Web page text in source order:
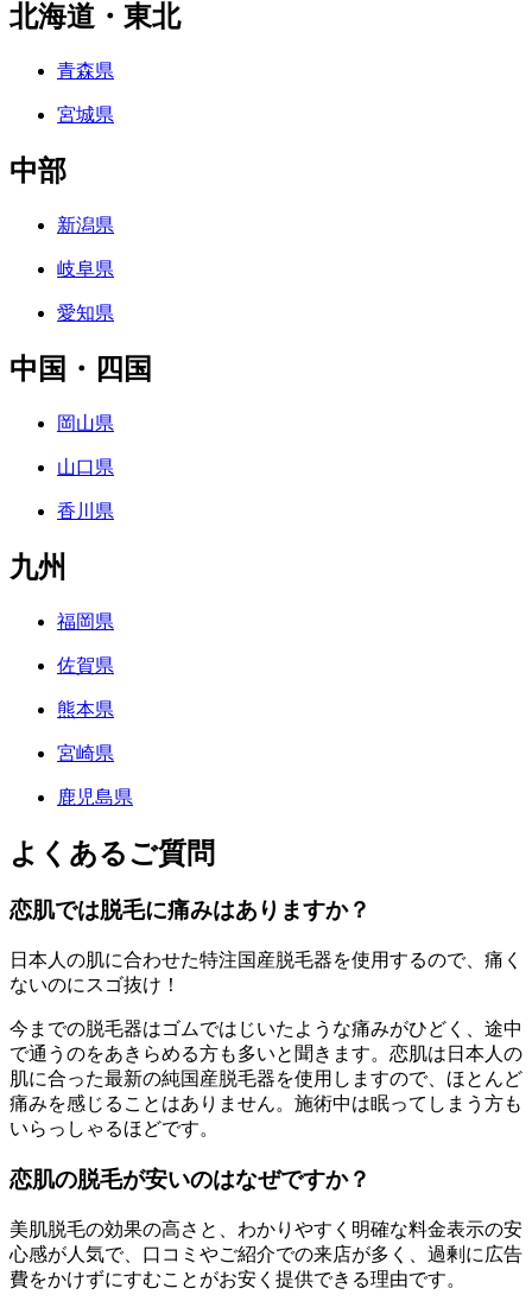
北海道・東北
青森県
宮城県
中部
新潟県
岐阜県
愛知県
中国・四国
岡山県
山口県
香川県
九州
福岡県
佐賀県
熊本県
宮崎県
鹿児島県
よくあるご質問
恋肌では脱毛に痛みはありますか？
日本人の肌に合わせた特注国産脱毛器を使用するので、痛く
ないのにスゴ抜け！
今までの脱毛器はゴムではじいたような痛みがひどく、途中
で通うのをあきらめる方も多いと聞きます。恋肌は日本人の
肌に合った最新の純国産脱毛器を使用しますので、ほとんど
痛みを感じることはありません。施術中は眠ってしまう方も
いらっしゃるほどです。
恋肌の脱毛が安いのはなぜですか？
美肌脱毛の効果の高さと、わかりやすく明確な料金表示の安
心感が人気で、口コミやご紹介での来店が多く、過剰に広告
費をかけずにすむことがお安く提供できる理由です。